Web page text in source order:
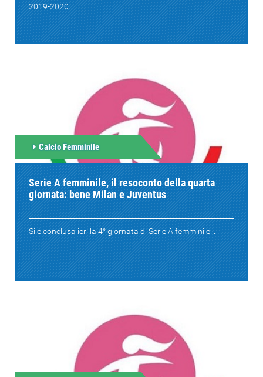
2019-2020...
Calcio Femminile
Serie A femminile, il resoconto della quarta
giornata: bene Milan e Juventus
Si è conclusa ieri la 4° giornata di Serie A femminile...